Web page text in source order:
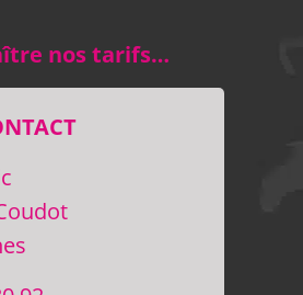
nos tarifs…